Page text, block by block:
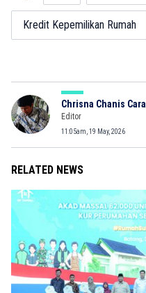
Kredit Kepemilikan Rumah
Chrisna Chanis Cara
Editor
11:05am, 19 May, 2026
RELATED NEWS